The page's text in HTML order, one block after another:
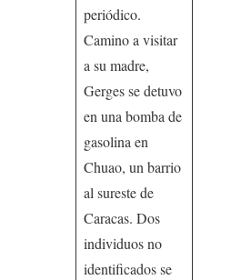
periódico.
Camino a visitar
a su madre,
Gerges se detuvo
en una bomba de
gasolina en
Chuao, un barrio
al sureste de
Caracas. Dos
individuos no
identificados se